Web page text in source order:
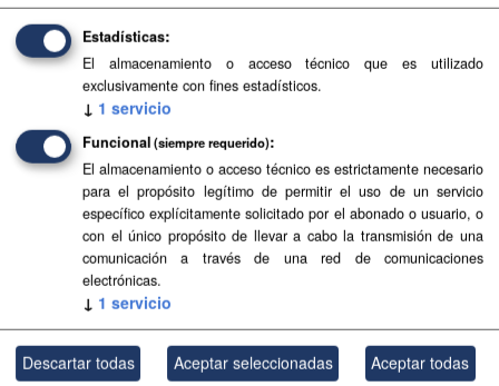
FIP
Planeamiento urbanístico de La Matanza de
Acentejo
Planeamiento urbanístico sistematizado del municipio de
La Matanza de Acentejo . Esta información es producida y
mantenida por el Gobierno de Canarias y ha contado con
PDF HTML
Planes de Modernización de Gran Canaria
Planes de modernización, mejora e incremento de la
Estadísticas
El almacenamiento o acceso técnico que es utilizado
exclusivamente con fines estadísticos.
↓ 1 servicio
Funcional (siempre requerido)
El almacenamiento o acceso técnico es estrictamente necesario
para el propósito legítimo de permitir el uso de un servicio
específico explícitamente solicitado por el abonado o usuario, o
con el único propósito de llevar a cabo la transmisión de una
comunicación a través de una red de comunicaciones
electrónicas.
↓ 1 servicio
Descartar todas Aceptar seleccionadas Aceptar todas